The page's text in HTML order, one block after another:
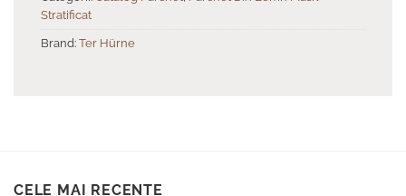
Stratificat
Brand: Ter Hürne
CELE MAI RECENTE